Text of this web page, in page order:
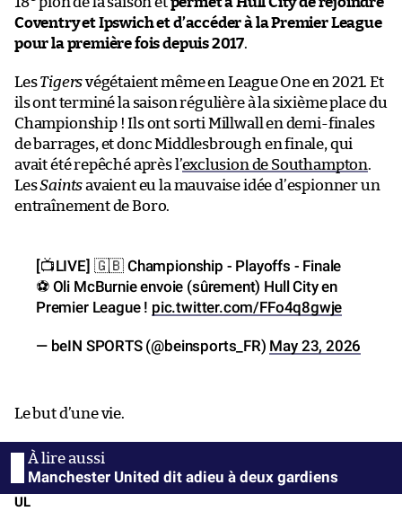
Coventry et Ipswich et d’accéder à la Premier League
pour la première fois depuis 2017.
LesTigersvégétaient même en League One en 2021. Et
ils ont terminé la saison régulière à la sixième place du
Championship ! Ils ont sorti Millwall en demi-finales
de barrages, et donc Middlesbrough en finale, qui
avait été repêché après l’exclusion de Southampton.
LesSaintsavaient eu la mauvaise idée d’espionner un
entraînement de Boro.
[📺LIVE] 🇬🇧 Championship - Playoffs - Finale
⚽ Oli McBurnie envoie (sûrement) Hull City en
Premier League ! pic.twitter.com/FFo4q8gwje
— beIN SPORTS (@beinsports_FR) May 23, 2026
Le but d’une vie.
Manchester United dit adieu à deux gardiens
UL